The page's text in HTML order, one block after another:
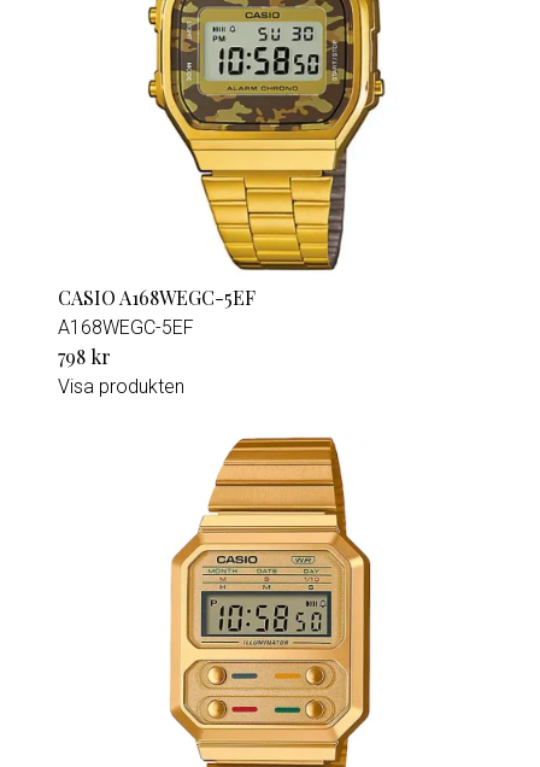
CASIO A168WEGC-5EF
A168WEGC-5EF
798 kr
Visa produkten